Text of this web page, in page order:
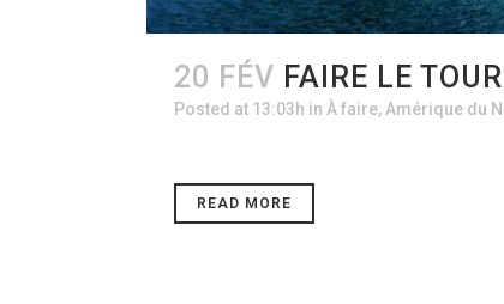
20 FÉV FAIRE LE
Posted at 13:03h in À faire, Amérique du
READ MORE